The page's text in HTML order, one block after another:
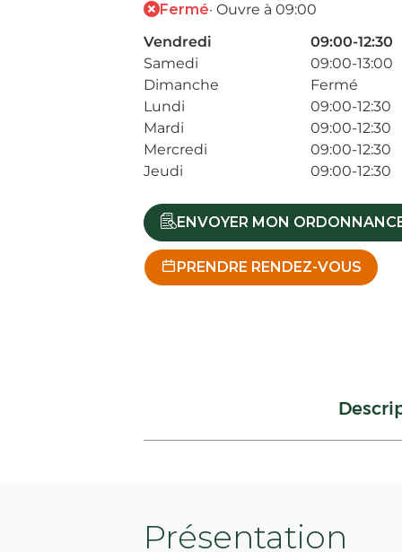
Fermé· Ouvre à 09:00
Vendredi
09:00-12:30
Samedi
09:00-13:00
Dimanche
Fermé
Lundi
09:00-12:30
Mardi
09:00-12:30
Mercredi
09:00-12:30
Jeudi
09:00-12:30
ENVOYER MON
PRENDRE RENDEZ-VOUS
Présentation